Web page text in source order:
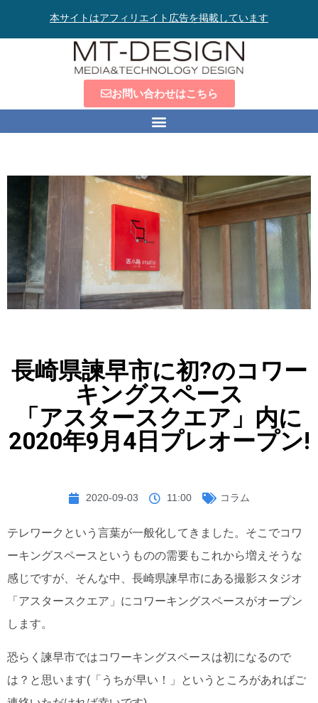
本サイトはアフィリエイト広告を掲載しています
お問い合わせはこちら
長崎県諫早市に初?のコワー
キングスペース
「アスタースクエア」内に
2020年9月4日プレオープン!
2020-09-03 11:00 コラム
テレワークという言葉が一般化してきました。そこでコワ
ーキングスペースというものの需要もこれから増えそうな
感じですが、そんな中、長崎県諫早市にある撮影スタジオ
「アスタースクエア」にコワーキングスペースがオープン
します。
恐らく諫早市ではコワーキングスペースは初になるので
は？と思います(「うちが早い！」というところがあればご